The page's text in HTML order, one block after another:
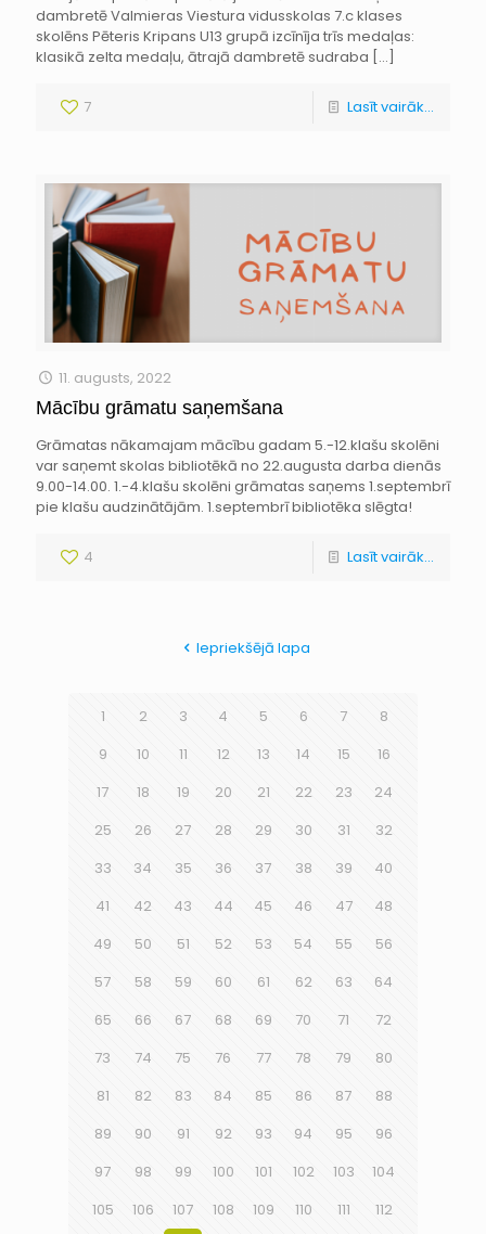
dambretē Valmieras Viestura vidusskolas 7.c klases
skolēns Pēteris Kripans U13 grupā izcīnīja trīs medaļas:
klasikā zelta medaļu, ātrajā dambretē sudraba […]
7 Lasīt vairāk...
11. augusts, 2022
Mācību grāmatu saņemšana
Grāmatas nākamajam mācību gadam 5.-12.klašu skolēni
var saņemt skolas bibliotēkā no 22.augusta darba dienās
9.00-14.00. 1.-4.klašu skolēni grāmatas saņems 1.septembrī
pie klašu audzinātājām. 1.septembrī bibliotēka slēgta!
4 Lasīt vairāk...
Iepriekšējā lapa
1 2 3 4 5 6 7
8
9
10 11 12 13 14 15
16
17
18 19 20 21 22 23
24
25
26 27 28 29 30 31
32
33
34 35 36 37 38 39
40
41
42 43 44 45 46 47
48
49
50 51 52 53 54 55
56
57
58 59 60 61 62 63
64
65
66 67 68 69 70 71
72
73
74 75 76 77 78 79
80
81
82 83 84 85 86 87
88
89
90 91 92 93 94 95
96
97
98 99 100 101 102 103
104
105
106 107 108 109 110 111
112